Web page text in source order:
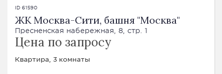
ID 61590
ЖК Москва-Сити, башня "Москва"
Пресненская набережная, 8, стр. 1
Цена по запросу
Квартира, 3 комнаты